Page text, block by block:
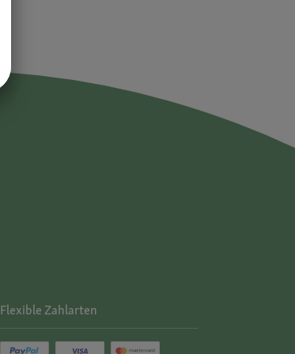
Flexible Zahlarten